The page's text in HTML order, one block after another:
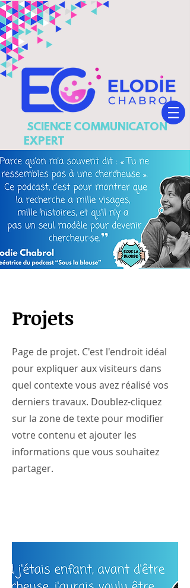
SCIENCE COMMUNICATON
EXPERT
Projets
Page de projet. C'est l'endroit idéal
pour expliquer aux visiteurs dans
quel contexte vous avez réalisé vos
derniers travaux. Doublez-cliquez
sur la zone de texte pour modifier
votre contenu et ajouter les
informations que vous souhaitez
partager.